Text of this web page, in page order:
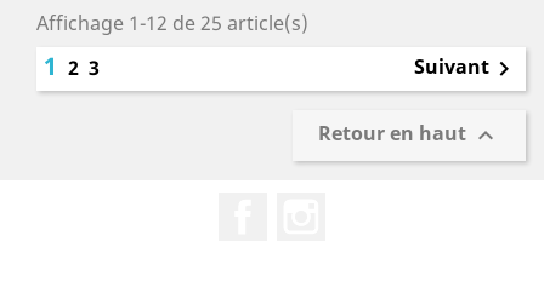
Affichage 1-12 de 25 article(s)
1 2 3 Suivant 
Retour en haut 